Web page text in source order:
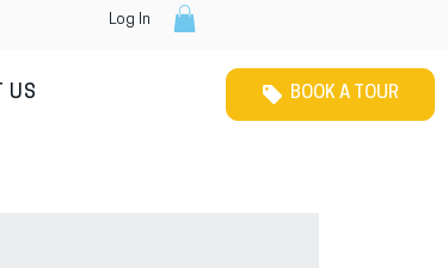
Log In
US BOOK A TOUR